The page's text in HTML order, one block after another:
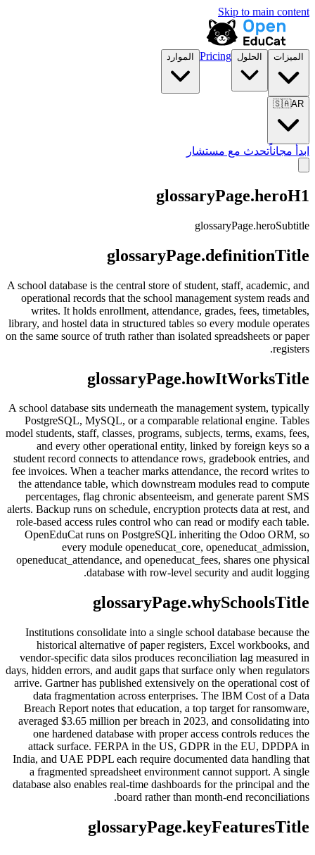
Skip to main content
الميزات الحلول Pricing الموارد
🇸🇦AR
ابدأ مجاناًتحدث مع مستشار
glossaryPage.heroH1
glossaryPage.heroSubtitle
glossaryPage.definitionTitle
A school database is the central store of student, staff, academic, and
operational records that the school management system reads and
writes. It holds enrollment, attendance, grades, fees, timetables,
library, and hostel data in structured tables so every module operates
on the same source of truth rather than isolated spreadsheets or paper
registers.
glossaryPage.howItWorksTitle
A school database sits underneath the management system, typically
PostgreSQL, MySQL, or a comparable relational engine. Tables
model students, staff, classes, programs, subjects, terms, exams, fees,
and every other operational entity, linked by foreign keys so a
student record connects to attendance rows, gradebook entries, and
fee invoices. When a teacher marks attendance, the record writes to
the attendance table, which downstream modules read to compute
percentages, flag chronic absenteeism, and generate parent SMS
alerts. Backup runs on schedule, encryption protects data at rest, and
role-based access rules control who can read or modify each table.
OpenEduCat runs on PostgreSQL inheriting the Odoo ORM, so
every module openeducat_core, openeducat_admission,
openeducat_attendance, and openeducat_fees, shares one physical
database with row-level security and audit logging.
glossaryPage.whySchoolsTitle
Institutions consolidate into a single school database because the
historical alternative of paper registers, Excel workbooks, and
vendor-specific data silos produces reconciliation lag measured in
days, hidden errors, and audit gaps that surface only when regulators
arrive. Gartner has published extensively on the operational cost of
data fragmentation across enterprises. The IBM Cost of a Data
Breach Report notes that education, a top target for ransomware,
averaged $3.65 million per breach in 2023, and consolidating into
one hardened database with proper access controls reduces the
attack surface. FERPA in the US, GDPR in the EU, DPDPA in
India, and UAE PDPL each require documented data handling that
a fragmented spreadsheet environment cannot support. A single
database also enables real-time dashboards for the principal and the
board rather than month-end reconciliations.
glossaryPage.keyFeaturesTitle